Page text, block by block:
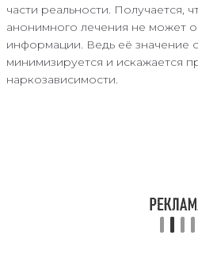
части реальности. Получается,
анонимного лечения не может
информации. Ведь её значение
минимизируется и искажается
наркозависимости.